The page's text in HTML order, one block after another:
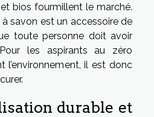
bios fourmillent le marché.
savon est un accessoire de
toute personne doit avoir
les aspirants au zéro
l’environnement, il est donc
durable et